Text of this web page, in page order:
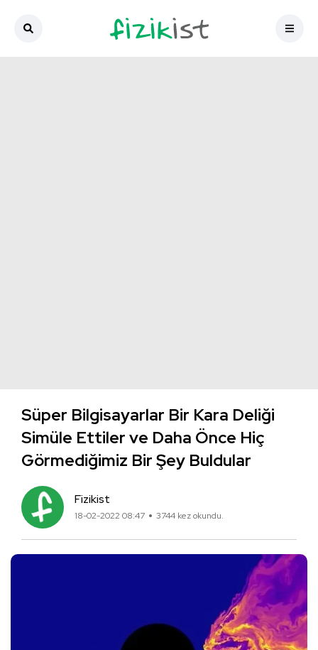
Süper Bilgisayarlar Bir Kara Deliği
Simüle Ettiler ve Daha Önce Hiç
Görmediğimiz Bir Şey Buldular
Fizikist
18-02-2022 08:47 3744 kez okundu.